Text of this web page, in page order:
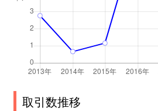
取引数推移